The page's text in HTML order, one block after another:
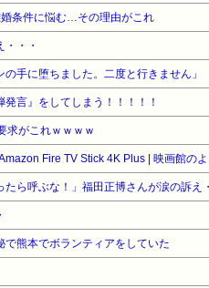
婚条件に悩む…その理由がこれ
・・
手に堕ちました。二度と行きません」
言』をしてしまう！！！！！
求がこれｗｗｗｗ
ら呼ぶな！」福田正博さんが涙の訴え
で熊本でボランティアをしていた